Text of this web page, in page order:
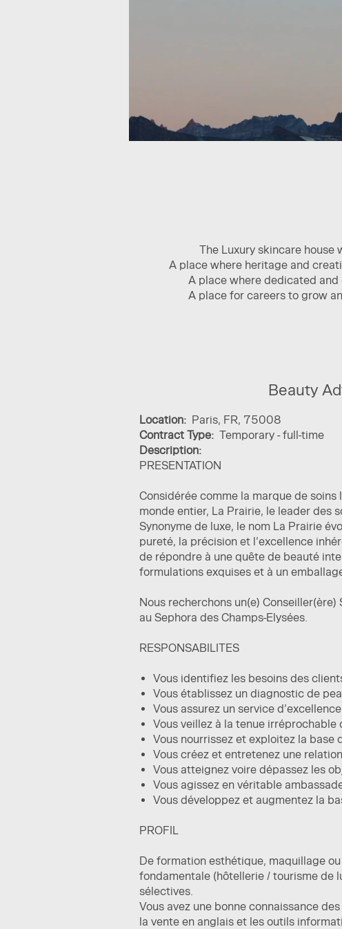
The Luxury skincare house
A place where heritage and
A place where dedicated
A place for careers to grow
Beauty
Location: Paris, FR, 75008
Contract Type: Temporary - full-time
Description:
PRESENTATION
Considérée comme la marque de
monde entier, La Prairie, le leader des
Synonyme de luxe, le nom La Prairie
pureté, la précision et l’excellence
de répondre à une quête de beauté
formulations exquises et à un
Nous recherchons un(e)
au Sephora des Champs-Elysées.
RESPONSABILITES
Vous identifiez les besoins des
Vous établissez un diagnostic de
Vous assurez un service
Vous veillez à la tenue
Vous nourrissez et exploitez la base
Vous créez et entretenez une
Vous atteignez voire dépassez les
Vous agissez en véritable
Vous développez et augmentez la
PROFIL
De formation esthétique, maquillage
fondamentale (hôtellerie / tourisme de
sélectives.
Vous avez une bonne connaissance
la vente en anglais et les outils